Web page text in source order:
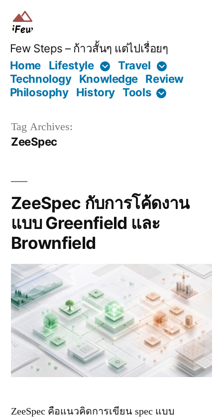
Few Steps – ก้าวสั้นๆ แต่ไปเรื่อยๆ
Home
Lifestyle
Travel
Technology
Knowledge Review
Philosophy
History Tools
Tag Archives:
ZeeSpec
ZeeSpec กับการโค้ดงาน
แบบ Greenfield และ
Brownfield
ZeeSpec คือแนวคิดการเขียน spec แบบ